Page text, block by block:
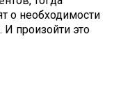
о необходимости
И произойти это